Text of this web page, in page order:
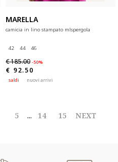
MARELLA
camicia in lino stampato mlspergola
42 44 46
€ 185.00 -50%
€ 92.50
saldi nuovi arrivi
5 ... 14 15 NEXT